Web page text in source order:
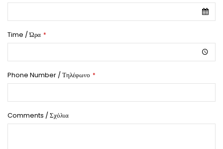
Time / Ώρα *
Phone Number / Τηλέφωνο *
Comments / Σχόλια